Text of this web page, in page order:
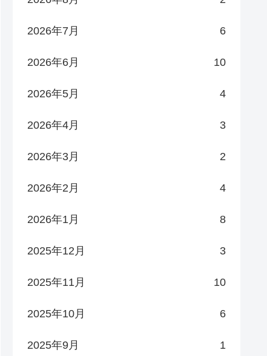
2026年7月 6
2026年6月 10
2026年5月 4
2026年4月 3
2026年3月 2
2026年2月 4
2026年1月 8
2025年12月 3
2025年11月 10
2025年10月 6
2025年9月 1